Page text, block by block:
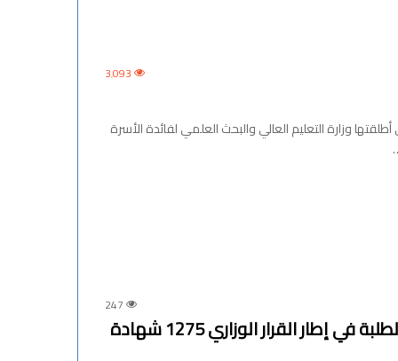
3٬093
وزارة التعليم العالي والبحث العلمي لفائدة الأسرة
247
الإفتتاح الرسمي لمناقشات مشاريع تخرج الطلبة في إطار القرار الوزاري 1275 شهادة